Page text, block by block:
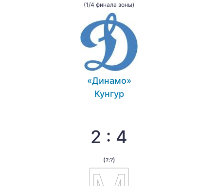
(1/4 финала зоны)
«Динамо»
Кунгур
2 : 4
(?:?)